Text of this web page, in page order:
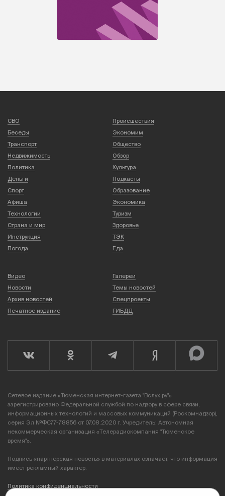
СВО
Происшествия
Беседы
Экономим
Транспорт
Общество
Недвижимость
Обзор
Политика
Культура
Деньги
Подкасты
Спорт
Образование
Афиша
Экономика
Технологии
Туризм
Страна и мир
Здоровье
Инструкция
ТЭК
Погода
Еда
Видео
Галереи
Новости
Темы новостей
Архив новостей
Спецпроекты
Печатное издание
ГИБДД
Сетевое издание «Тюменская интернет-газета "Вслух.ру"»
зарегистрировано Федеральной службой по надзору в сфере связи,
информационных технологий и массовых коммуникаций (Роскомнадзор),
серия Эл №ФС77-78856 от 07.08.2020 г. Учредитель: Автономная
некоммерческая организация «Телерадиокомпания "Тюменское
время"».
Подпись «партнерская новость» в материалах означает, что информация
имеет рекламный характер.
Политика конфиденциальности